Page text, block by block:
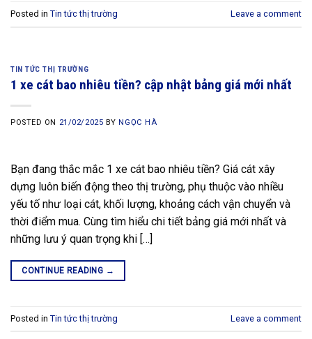
Posted in Tin tức thị trường Leave a comment
TIN TỨC THỊ TRƯỜNG
1 xe cát bao nhiêu tiền? cập nhật bảng giá mới nhất
POSTED ON 21/02/2025 BY NGỌC HÀ
Bạn đang thắc mắc 1 xe cát bao nhiêu tiền? Giá cát xây
dựng luôn biến động theo thị trường, phụ thuộc vào nhiều
yếu tố như loại cát, khối lượng, khoảng cách vận chuyển và
thời điểm mua. Cùng tìm hiểu chi tiết bảng giá mới nhất và
những lưu ý quan trọng khi […]
CONTINUE READING →
Posted in Tin tức thị trường Leave a comment